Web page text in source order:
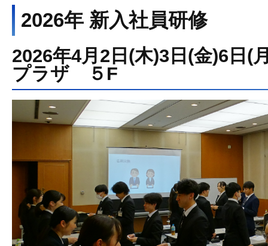
2026年 新入社員研修
2026年4月2日(木)3日(金)6日
プラザ ５F